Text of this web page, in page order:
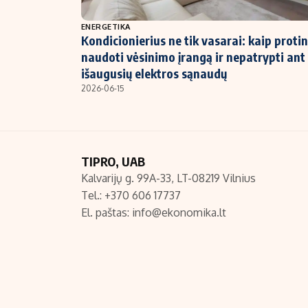
NT ir statybos
ENERGETIKA
Kondicionierius ne tik vasarai: kaip
naudoti vėsinimo įrangą ir nepatrypti ant
išaugusių elektros sąnaudų
2026-06-15
TIPRO, UAB
Kalvarijų g. 99A-33, LT-08219 Vilnius
Tel.: +370 606 17737
El. paštas: info@ekonomika.lt